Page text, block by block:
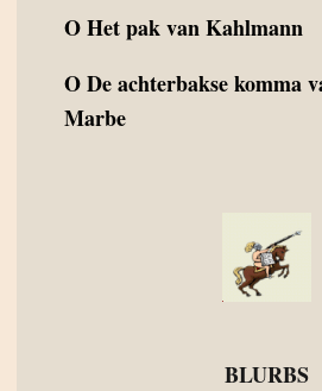
OHet pak van Kahlmann
ODe achterbakse komma
Marbe
BLURBS